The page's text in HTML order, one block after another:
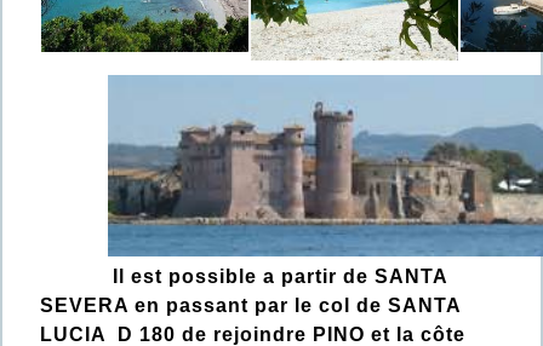
Il est possible a partir de SANTA
SEVERA en passant par le col de SANTA
LUCIA D 180 de rejoindre PINO et la côte